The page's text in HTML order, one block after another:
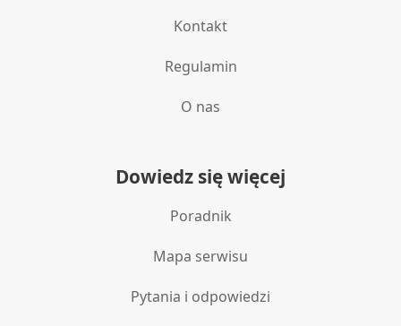
Kontakt
Regulamin
O nas
Dowiedz się więcej
Poradnik
Mapa serwisu
Pytania i odpowiedzi